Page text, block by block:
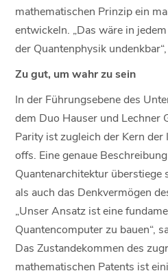
mathematischen Prinzip ein
entwickeln. „Das wäre in
der Quantenphysik
Zu gut, um wahr zu sein
In der Führungsebene des
dem Duo Hauser und Lechner
Parity ist zugleich der Kern
offs. Eine genaue
Quantenarchitektur überstiege
als auch das Denkvermögen
„Unser Ansatz ist eine
Quantencomputer zu bauen“,
Das Zustandekommen des
mathematischen Patents ist